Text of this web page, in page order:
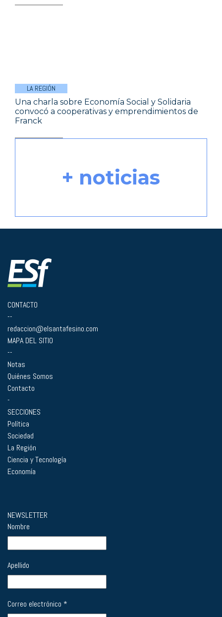
LA REGIÓN
Una charla sobre Economía Social y Solidaria
convocó a cooperativas y emprendimientos de
Franck
+ noticias
CONTACTO
--
redaccion@elsantafesino.com
MAPA DEL SITIO
--
Notas
Quiénes Somos
Contacto
-
SECCIONES
Política
Sociedad
La Región
Ciencia y Tecnología
Economía
NEWSLETTER
Nombre
Apellido
Correo electrónico *